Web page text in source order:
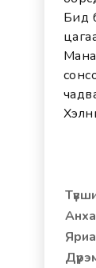
Бид
Яриа